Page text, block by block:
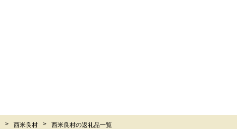
西米良村 西米良村の返礼品一覧